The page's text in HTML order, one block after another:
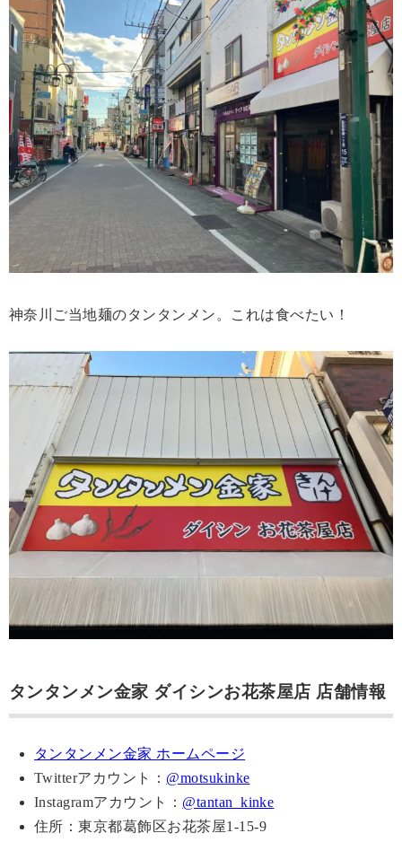
神奈川ご当地麺のタンタンメン。これは食べたい！
タンタンメン金家 ダイシンお花茶屋店 店舗情報
タンタンメン金家 ホームページ
Twitterアカウント： @motsukinke
Instagramアカウント： @tantan_kinke
住所：東京都葛飾区お花茶屋1-15-9